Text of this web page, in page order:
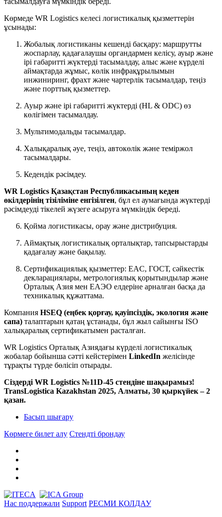
Көрмеде WR Logistics келесі логистикалық қызметтерін
ұсынады:
Жобалық логистиканы кешенді басқару: маршрутты
жоспарлау, қадағалаушы органдармен келісу, ауыр және
ірі габаритті жүктерді тасымалдау, алыс және күрделі
аймақтарда жұмыс, көлік инфрақұрылымын
инжиниринг, фрахт және чартерлік тасымалдар, теңіз
және порттық қызметтер.
Ауыр және ірі габаритті жүктерді (HL & ODC) өз
көлігімен тасымалдау.
Мультимодальды тасымалдар.
Халықаралық әуе, теңіз, автокөлік және теміржол
тасымалдары.
Кедендік рәсімдеу.
WR Logistics Қазақстан Республикасының кеден
өкілдерінің тізіліміне енгізілген, бұл ел аумағында жүктерді
рәсімдеуді тікелей жүзеге асыруға мүмкіндік береді.
Қойма логистикасы, орау және дистрибуция.
Аймақтық логистикалық орталықтар, тапсырыстарды
қадағалау және бақылау.
Сертификациялық қызметтер: ЕАC, ГОСТ, сәйкестік
декларациялары, метрологиялық қорытындылар және
Орталық Азия мен ЕАЭО елдеріне арналған басқа да
техникалық құжаттама.
Компания HSEQ (еңбек қорғау, қауіпсіздік, экология және
сапа) талаптарын қатаң ұстанады, бұл жыл сайынғы ISO
халықаралық сертификатымен расталған.
WR Logistics Орталық Азиядағы күрделі логистикалық
жобалар бойынша сәтті кейстерімен LinkedIn желісінде
тұрақты түрде бөлісіп отырады.
Сіздерді WR Logistics №11D-45 стендіне шақырамыз!
TransLogistica Kazakhstan 2025, Алматы, 30 қыркүйек – 2
қазан.
Басып шығару
Көрмеге билет алу Стендті брондау
Нас поддержали Support РЕСМИ ҚОЛДАУ